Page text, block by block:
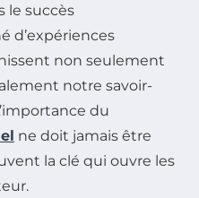
le succès
d’expériences
non seulement
notre savoir-
du
ne doit jamais être
la clé qui ouvre les